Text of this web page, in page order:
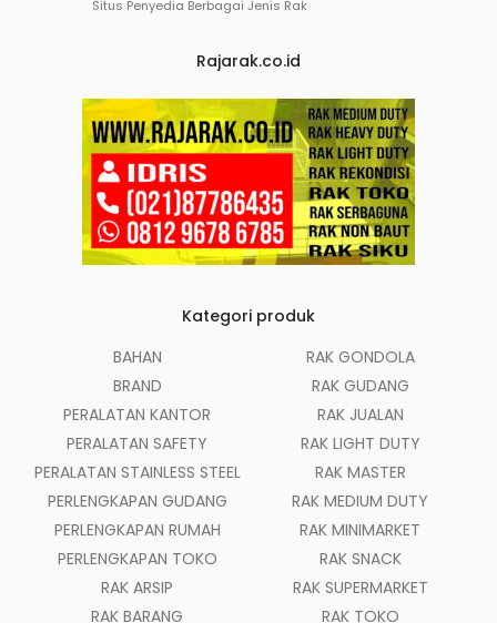
Situs Penyedia Berbagai Jenis Rak
Rajarak.co.id
Kategori produk
BAHAN
BRAND
PERALATAN KANTOR
PERALATAN SAFETY
PERALATAN STAINLESS STEEL
PERLENGKAPAN GUDANG
PERLENGKAPAN RUMAH
PERLENGKAPAN TOKO
RAK ARSIP
RAK BARANG
RAK GONDOLA
RAK GUDANG
RAK JUALAN
RAK LIGHT DUTY
RAK MASTER
RAK MEDIUM DUTY
RAK MINIMARKET
RAK SNACK
RAK SUPERMARKET
RAK TOKO